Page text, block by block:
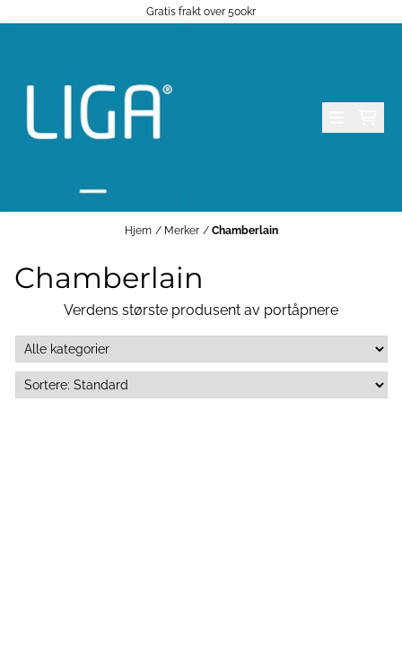
Gratis frakt over 500kr
Hjem / Merker / Chamberlain
Chamberlain
Verdens største produsent av portåpnere